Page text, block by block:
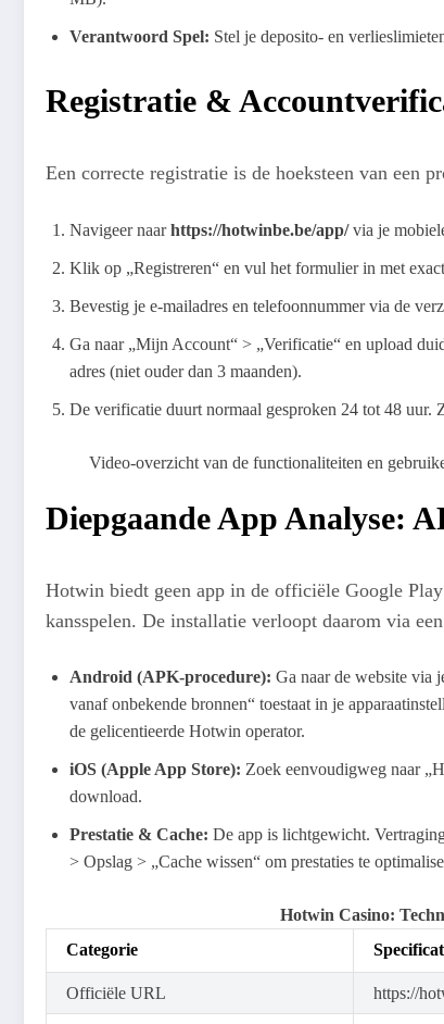
Verantwoord Spel: Stel je deposito- en
Registratie &
Een correcte registratie is de hoeksteen van een
Navigeer naarhttps://hotwinbe.be/app/via je
Klik op „Registreren“ en vul het formulier in met
Bevestig je e-mailadres en telefoonnummer via de
Ga naar „Mijn Account“ > „Verificatie“ en upload
adres (niet ouder dan 3 maanden).
De verificatie duurt normaal gesproken 24 tot 48
Video-overzicht van de functionaliteiten en
Diepgaande App Analyse:
Hotwin biedt geen app in de officiële Google
kansspelen. De installatie verloopt daarom via
Android (APK-procedure): Ga naar de website via
vanaf onbekende bronnen“ toestaat in je
de gelicentieerde Hotwin operator.
iOS (Apple App Store): Zoek eenvoudigweg naar
download.
Prestatie & Cache: De app is lichtgewicht.
> Opslag > „Cache wissen“ om prestaties te
Hotwin Casino:
Categorie
Officiële URL https://